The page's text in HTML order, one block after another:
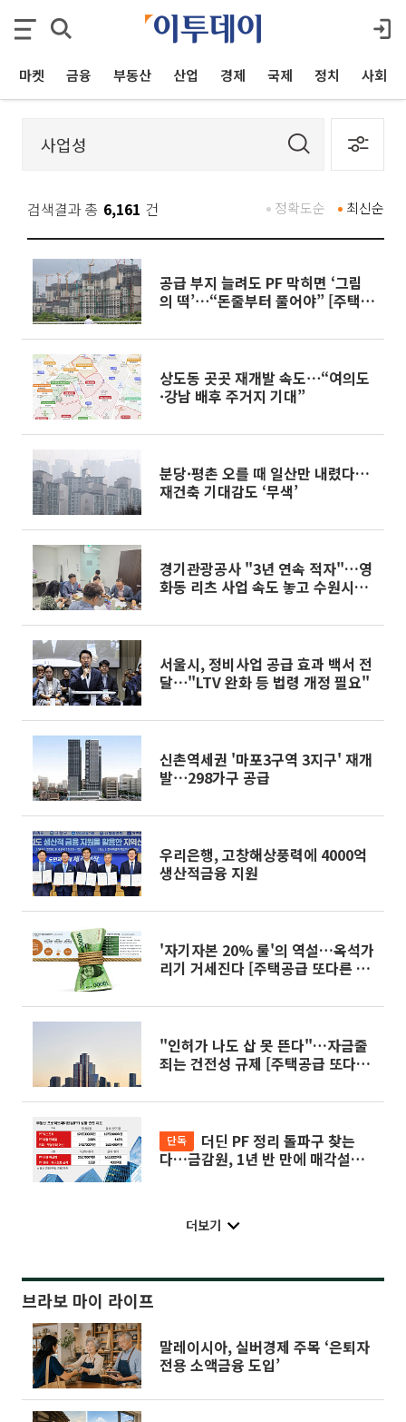
마켓 금융 부동산 산업 경제 국제 정치 사회
검색결과 총 6,161 건 최신순
정확도순
공급 부지 늘려도 PF 막히면 ‘그림
의 떡’⋯“돈줄부터 풀어야” [주택공
상도동 곳곳 재개발 속도⋯“여의도
·강남 배후 주거지 기대”
분당·평촌 오를 때 일산만 내렸다…
재건축 기대감도 ‘무색’
경기관광공사 "3년 연속 적자"…영
화동 리츠 사업 속도 놓고 수원시와
서울시, 정비사업 공급 효과 백서 전
달⋯"LTV 완화 등 법령 개정 필요"
신촌역세권 '마포3구역 3지구' 재개
발⋯298가구 공급
우리은행, 고창해상풍력에 4000억
생산적금융 지원
'자기자본 20% 룰'의 역설…옥석가
리기 거세진다 [주택공급 또다른 병
"인허가 나도 삽 못 뜬다"…자금줄
죄는 건전성 규제 [주택공급 또다른
단독
다…금감원, 1년 반 만에 매각설명
더보기
브라보 마이 라이프
말레이시아, 실버경제 주목 ‘은퇴자
전용 소액금융 도입’